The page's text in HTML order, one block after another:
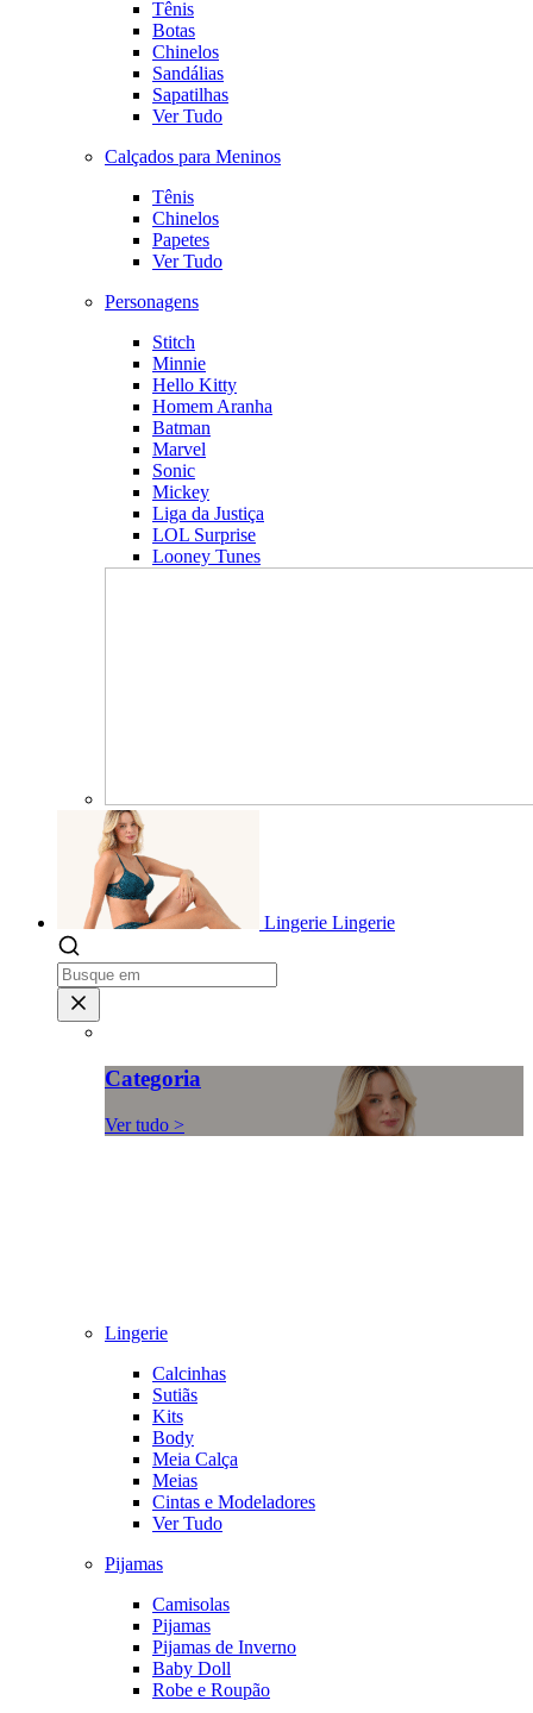
Tênis
Botas
Chinelos
Sandálias
Sapatilhas
Ver Tudo
Calçados para Meninos
Tênis
Chinelos
Papetes
Ver Tudo
Personagens
Stitch
Minnie
Hello Kitty
Homem Aranha
Batman
Marvel
Sonic
Mickey
Liga da Justiça
LOL Surprise
Looney Tunes
Lingerie Lingerie
Categoria
Ver tudo >
Lingerie
Calcinhas
Sutiãs
Kits
Body
Meia Calça
Meias
Cintas e Modeladores
Ver Tudo
Pijamas
Camisolas
Pijamas
Pijamas de Inverno
Baby Doll
Robe e Roupão